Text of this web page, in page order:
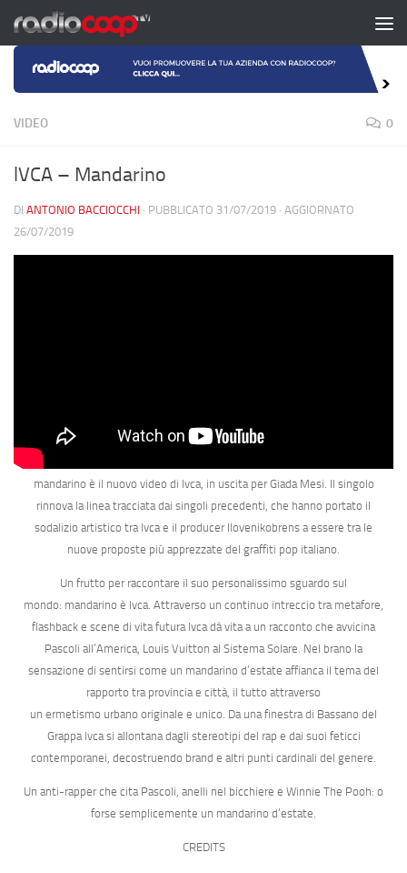
Salta al contenuto
VIDEO 0
lVCA – Mandarino
DI ANTONIO BACCIOCCHI · PUBBLICATO 31/07/2019 · AGGIORNATO
26/07/2019
mandarino è il nuovo video di lvca, in uscita perGiada Mesi . Il singolo
rinnova la linea tracciata dai singoli precedenti, che hanno portato il
sodalizio artistico tra lvca e il producer Ilovenikobrens a essere tra le
nuove proposte più apprezzate del graffiti pop italiano.
Un frutto per raccontare il suo personalissimo sguardo sul
mondo: mandarino è lvca . Attraverso un continuo intreccio tra metafore,
flashback e scene di vita futura lvca dà vita a un racconto che avvicina
Pascoli all’America, Louis Vuitton al Sistema Solare. Nel brano la
sensazione di sentirsi come un mandarino d’estate affianca il tema del
rapporto tra provincia e città, il tutto attraverso
un ermetismo urbano originale e unico. Da una finestra di Bassano del
Grappa lvca si allontana dagli stereotipi del rap e dai suoi feticci
contemporanei, decostruendo brand e altri punti cardinali del genere.
Un anti-rapperche cita Pascoli, anelli nel bicchiere e Winnie The Pooh: o
forse semplicemente un mandarino d’estate.
CREDITS